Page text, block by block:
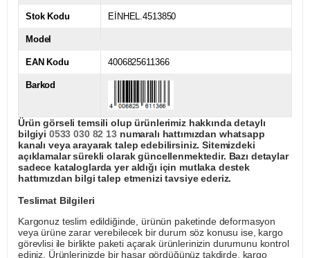
Stok Kodu EİNHEL.4513850
Model
EAN Kodu 4006825611366
Barkod
Ürün görseli temsili olup ürünlerimiz hakkında detaylı
bilgiyi 0533 030 82 13numaralı hattımızdan whatsapp
kanalı veya arayarak talep edebilirsiniz. Sitemizdeki
açıklamalar sürekli olarak güncellenmektedir. Bazı detaylar
sadece kataloglarda yer aldığı için mutlaka destek
hattımızdan bilgi talep etmenizi tavsiye ederiz.
Teslimat Bilgileri
Kargonuz teslim edildiğinde, ürünün paketinde deformasyon
veya ürüne zarar verebilecek bir durum söz konusu ise, kargo
görevlisi ile birlikte paketi açarak ürünlerinizin durumunu kontrol
ediniz. Ürünlerinizde bir hasar gördüğünüz takdirde, kargo